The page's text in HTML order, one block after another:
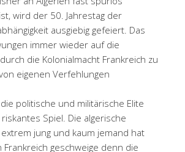
wird der 50. Jahrestag der
ausgiebig gefeiert. Das
immer wieder auf die
die Kolonialmacht Frankreich zu
eigenen Verfehlungen
politische und militärische Elite
Spiel. Die algerische
jung und kaum jemand hat
Frankreich geschweige denn die